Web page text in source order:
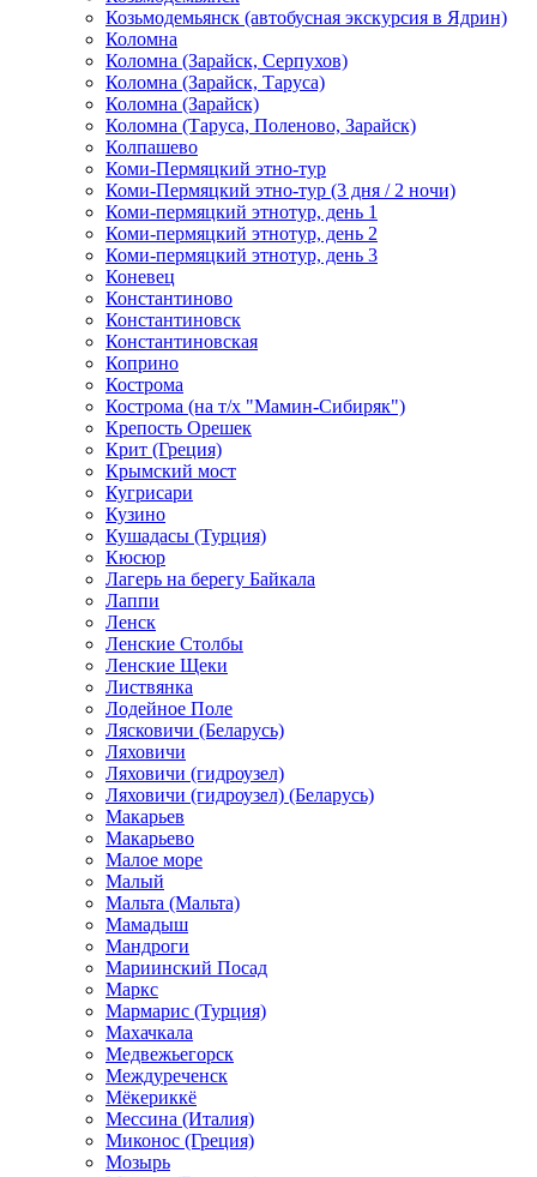
Козьмодемьянск (автобусная экскурсия в Ядрин)
Коломна
Коломна (Зарайск, Серпухов)
Коломна (Зарайск, Таруса)
Коломна (Зарайск)
Коломна (Таруса, Поленово, Зарайск)
Колпашево
Коми-Пермяцкий этно-тур
Коми-Пермяцкий этно-тур (3 дня / 2 ночи)
Коми-пермяцкий этнотур, день 1
Коми-пермяцкий этнотур, день 2
Коми-пермяцкий этнотур, день 3
Коневец
Константиново
Константиновск
Константиновская
Коприно
Кострома
Кострома (на т/х "Мамин-Сибиряк")
Крепость Орешек
Крит (Греция)
Крымский мост
Кугрисари
Кузино
Кушадасы (Турция)
Кюсюр
Лагерь на берегу Байкала
Лаппи
Ленск
Ленские Столбы
Ленские Щеки
Листвянка
Лодейное Поле
Лясковичи (Беларусь)
Ляховичи
Ляховичи (гидроузел)
Ляховичи (гидроузел) (Беларусь)
Макарьев
Макарьево
Малое море
Малый
Мальта (Мальта)
Мамадыш
Мандроги
Мариинский Посад
Маркс
Мармарис (Турция)
Махачкала
Медвежьегорск
Междуреченск
Мёкериккё
Мессина (Италия)
Миконос (Греция)
Мозырь